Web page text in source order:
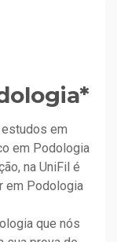
em
em Podologia
na UniFil é
em Podologia
que nós